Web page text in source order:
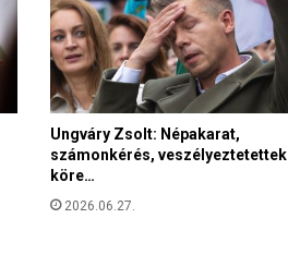
s
á
g
á
b
ó
l
Ungváry Zsolt: Népakarat,
számonkérés, veszélyeztetettek
köre…
2026.06.27.